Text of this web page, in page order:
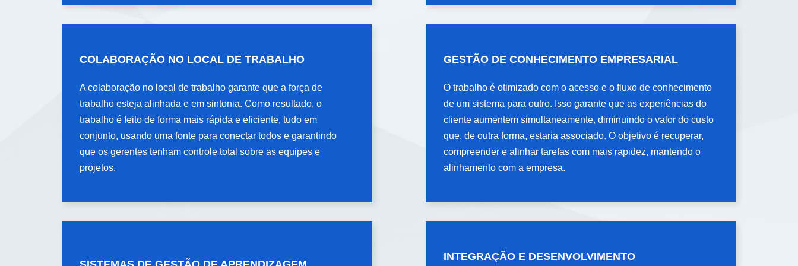
COLABORAÇÃO NO LOCAL DE TRABALHO
A colaboração no local de trabalho garante que a força de
trabalho esteja alinhada e em sintonia. Como resultado, o
trabalho é feito de forma mais rápida e eficiente, tudo em
conjunto, usando uma fonte para conectar todos e garantindo
que os gerentes tenham controle total sobre as equipes e
projetos.
COLABORAÇÃO NO LOCAL DE
A colaboração no local de trabalho garante que a força de
trabalho esteja alinhada e em sintonia. Como resultado, o
conjunto, usando uma fonte para conectar todos e garantindo
que os gerentes tenham controle total sobre as equipes e
projetos.
GESTÃO DE CONHECIMENTO EMPRESARIAL
O trabalho é otimizado com o acesso e o fluxo de conhecimento
de um sistema para outro. Isso garante que as experiências do
cliente aumentem simultaneamente, diminuindo o valor do custo
que, de outra forma, estaria associado. O objetivo é recuperar,
compreender e alinhar tarefas com mais rapidez, mantendo o
alinhamento com a empresa.
GESTÃO DE CONHECIMENTO
O trabalho é otimizado com o acesso e o fluxo de conhecimento
de um sistema para outro. Isso garante que as experiências do
que, de outra forma, estaria associado. O objetivo é recuperar,
compreender e alinhar tarefas com mais rapidez, mantendo o
alinhamento com a empresa.
SISTEMAS DE GESTÃO DE
INTEGRAÇÃO E DESENVOLVIMENTO
INTEGRAÇÃO E DESENVOLVIMENTO